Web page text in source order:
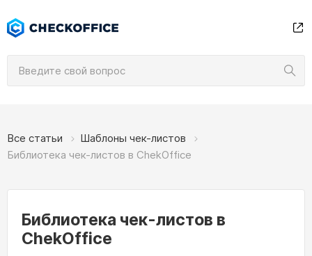
Все статьи
Шаблоны чек-листов
Библиотека чек-листов в ChekOffice
Библиотека чек-листов в
ChekOffice